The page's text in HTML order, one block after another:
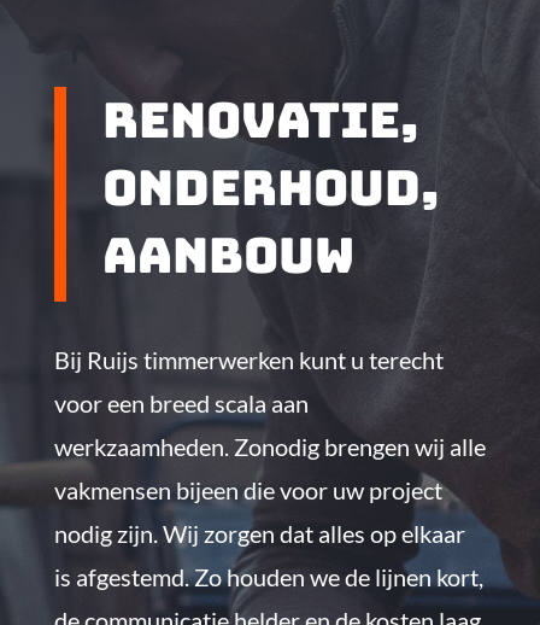
renovatie,
onderhoud,
aanbouw
Bij Ruijs timmerwerken kunt u terecht
voor een breed scala aan
werkzaamheden. Zonodig brengen wij alle
vakmensen bijeen die voor uw project
nodig zijn. Wij zorgen dat alles op elkaar
is afgestemd. Zo houden we de lijnen kort,